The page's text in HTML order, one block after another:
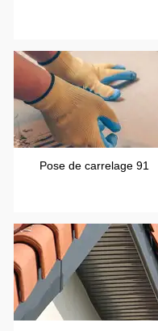
Pose de carrelage 91